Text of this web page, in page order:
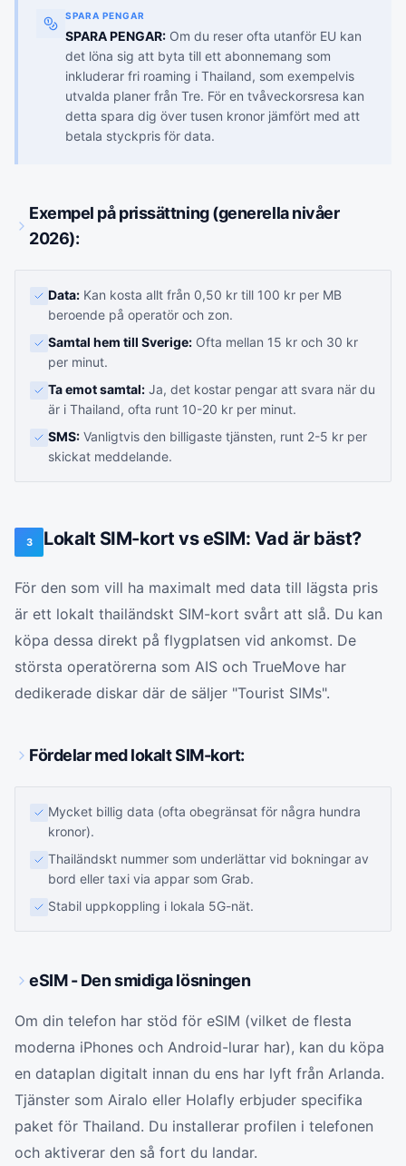
SPARA PENGAR
SPARA PENGAR: Om du reser ofta utanför EU kan
det löna sig att byta till ett abonnemang som
inkluderar fri roaming i Thailand, som exempelvis
utvalda planer från Tre. För en tvåveckorsresa kan
detta spara dig över tusen kronor jämfört med att
betala styckpris för data.
Exempel på prissättning (generella nivåer
2026):
Data: Kan kosta allt från 0,50 kr till 100 kr per MB
beroende på operatör och zon.
Samtal hem till Sverige: Ofta mellan 15 kr och 30 kr
per minut.
Ta emot samtal: Ja, det kostar pengar att svara när du
är i Thailand, ofta runt 10-20 kr per minut.
SMS: Vanligtvis den billigaste tjänsten, runt 2-5 kr per
skickat meddelande.
3 Lokalt SIM-kort vs eSIM: Vad är bäst?
För den som vill ha maximalt med data till lägsta pris
är ett lokalt thailändskt SIM-kort svårt att slå. Du kan
köpa dessa direkt på flygplatsen vid ankomst. De
största operatörerna som AIS och TrueMove har
dedikerade diskar där de säljer "Tourist SIMs".
Fördelar med lokalt SIM-kort:
Mycket billig data (ofta obegränsat för några hundra
kronor).
Thailändskt nummer som underlättar vid bokningar av
bord eller taxi via appar som Grab.
Stabil uppkoppling i lokala 5G-nät.
eSIM - Den smidiga lösningen
Om din telefon har stöd för eSIM (vilket de flesta
moderna iPhones och Android-lurar har), kan du köpa
en dataplan digitalt innan du ens har lyft från Arlanda.
Tjänster som Airalo eller Holafly erbjuder specifika
paket för Thailand. Du installerar profilen i telefonen
och aktiverar den så fort du landar.